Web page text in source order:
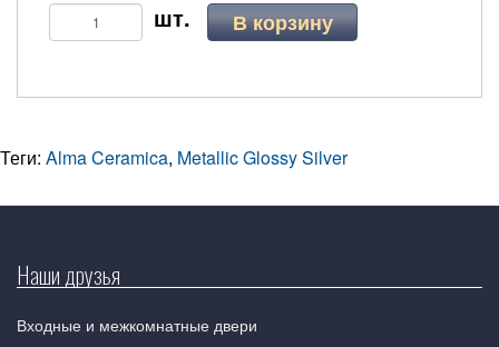
В корзину
Теги: Alma Ceramica, Metallic Glossy Silver
Наши друзья
Входные и межкомнатные двери